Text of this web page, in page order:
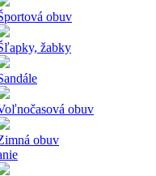
obuv
žabky
obuv
obuv